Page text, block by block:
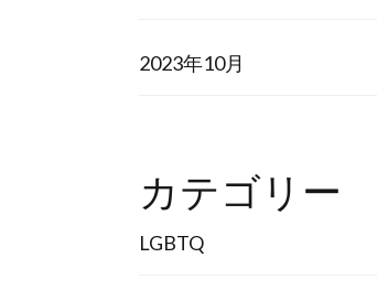
2023年10月
カテゴリー
LGBTQ